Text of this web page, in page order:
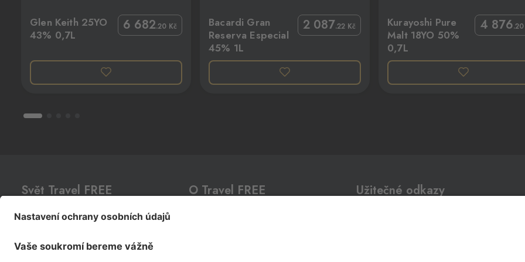
Halámky
Neunagelberg
Halámky 138, Nová Ves nad Lužnicí,
0 ks
Hatě
Kraslice
Klingenthal
Hraničná 11, Kraslice,
Loučná pod Klínovcem
Glen Keith 25YO
43% 0,7L
6 682.20 Kč
Bacardi Gran
Reserva Especial
45% 1L
2 087.22 Kč
Kurayoshi Pure
Malt 18YO 50%
0,7L
4 876.20
Svět Travel FREE
CLUBCARD
Prémiové lihoviny
O Travel FREE Užitečné odkazy